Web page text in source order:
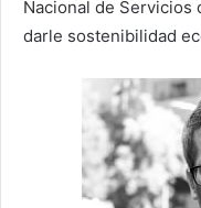
Nacional de Servicios
darle sostenibilidad